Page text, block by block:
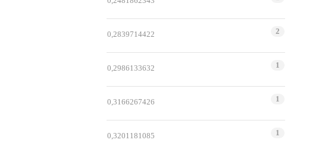
0,2839714422 2
0,2986133632 1
0,3166267426 1
0,3201181085 1